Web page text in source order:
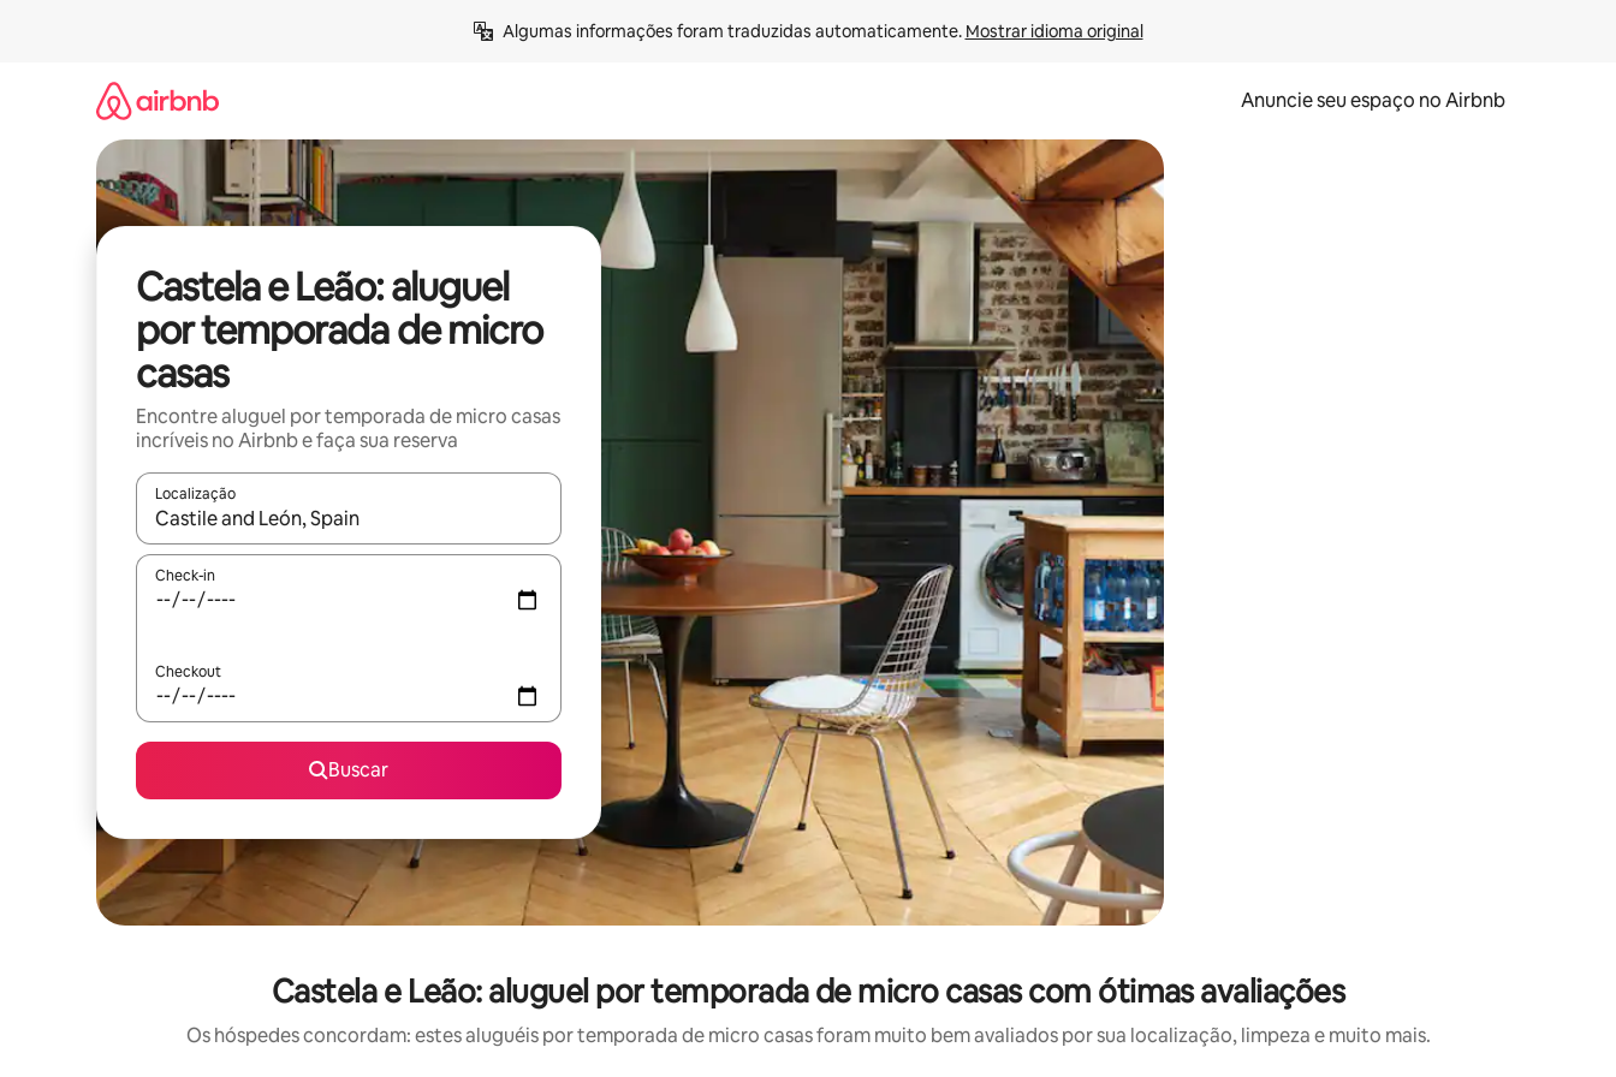
Algumas informações foram traduzidas automaticamente. Mostrar idioma original
Anuncie seu espaço no Airbnb
Castela e Leão: aluguel
por temporada de micro
casas
Encontre aluguel por temporada de micro casas
incríveis no Airbnb e faça sua reserva
Localização
Quando os resultados estiverem disponíveis, explore-os usando as seta para cima e para baixo do teclado ou tocando e deslizando o dedo na tela.
Check-in
Checkout
Buscar
Castela e Leão: aluguel por temporada de micro casas com ótimas avaliações
Os hóspedes concordam: estes aluguéis por temporada de micro casas foram muito bem avaliados por sua localização, limpeza e muito mais.